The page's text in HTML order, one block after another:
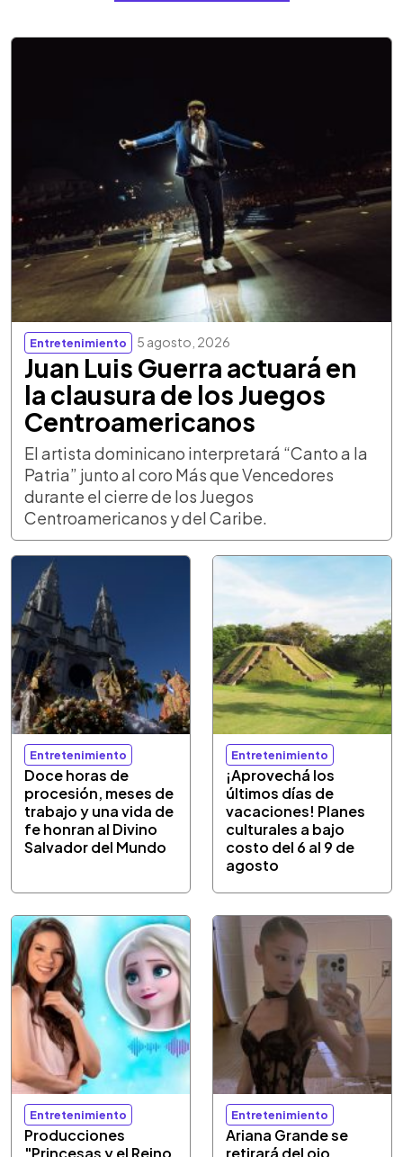
Entretenimiento 5 agosto, 2026
Juan Luis Guerra actuará en
la clausura de los Juegos
Centroamericanos
El artista dominicano interpretará “Canto a la
Patria” junto al coro Más que Vencedores
durante el cierre de los Juegos
Centroamericanos y del Caribe.
Entretenimiento
Doce horas de
procesión, meses de
trabajo y una vida de
fe honran al Divino
Salvador del Mundo
Entretenimiento
¡Aprovechá los
últimos días de
vacaciones! Planes
culturales a bajo
costo del 6 al 9 de
agosto
Entretenimiento
Producciones
Entretenimiento
Ariana Grande se